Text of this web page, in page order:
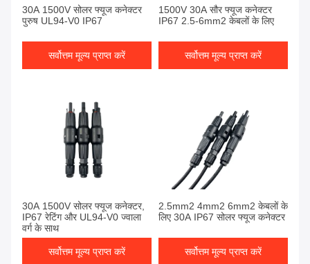
30A 1500V सोलर फ्यूज कनेक्टर
पुरुष UL94-V0 IP67
सर्वोत्तम मूल्य प्राप्त करें
1500V 30A सौर फ्यूज कनेक्टर
IP67 2.5-6mm2 केबलों के लिए
सर्वोत्तम मूल्य प्राप्त करें
30A 1500V सोलर फ्यूज कनेक्टर,
IP67 रेटिंग और UL94-V0 ज्वाला
वर्ग के साथ
सर्वोत्तम मूल्य प्राप्त करें
2.5mm2 4mm2 6mm2 केबलों के
लिए 30A IP67 सोलर फ्यूज कनेक्टर
सर्वोत्तम मूल्य प्राप्त करें